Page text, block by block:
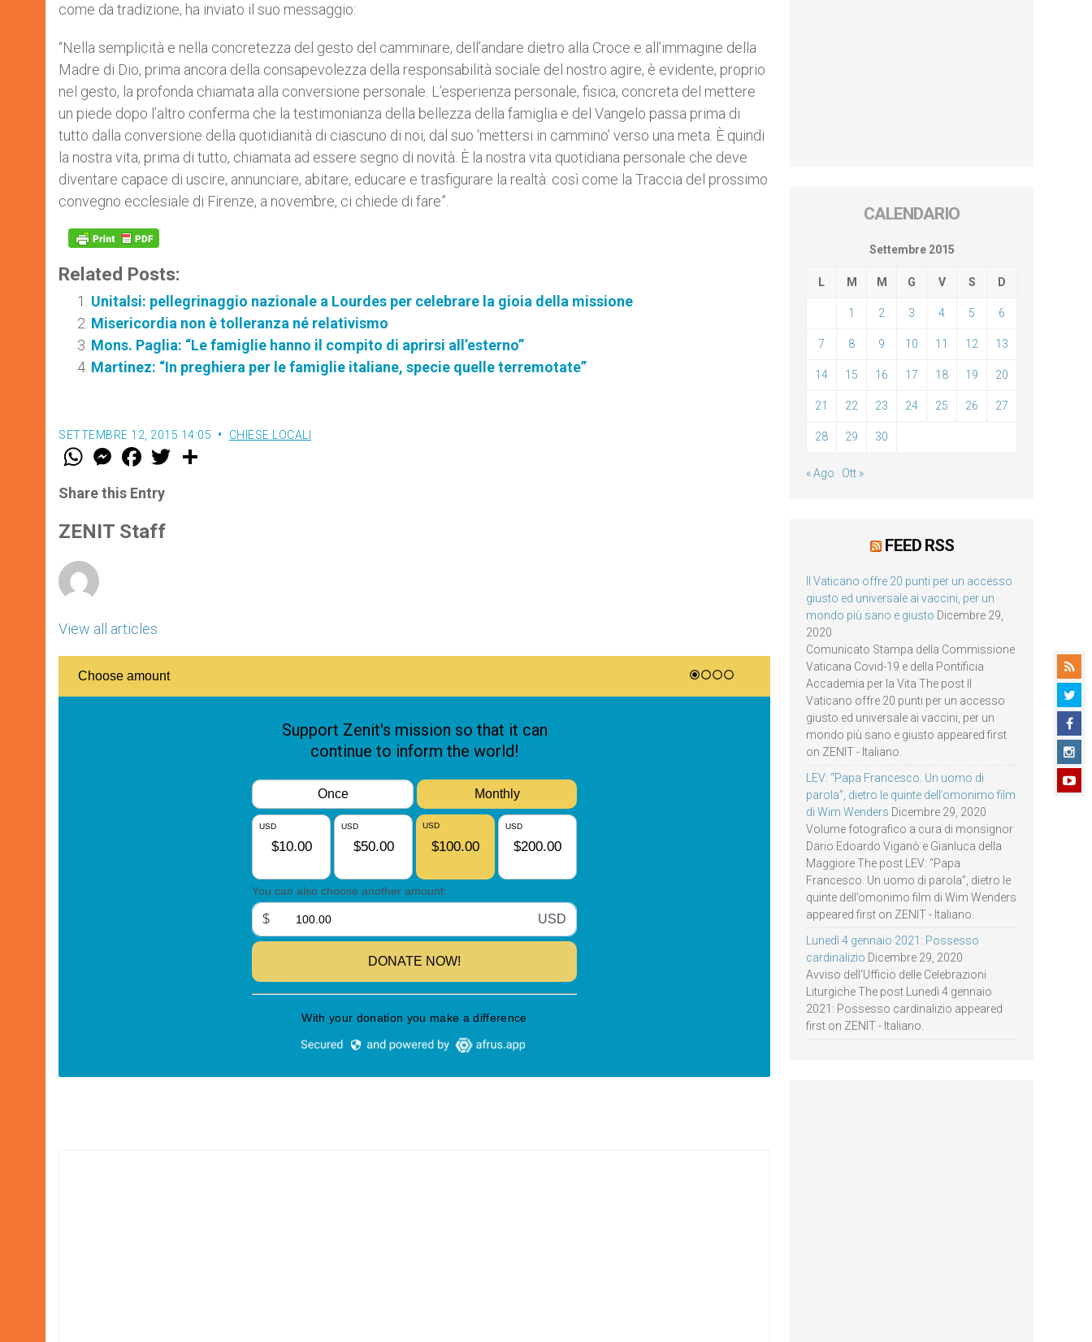
come da tradizione, ha inviato il suo messaggio:
“Nella semplicità e nella concretezza del gesto del camminare, dell’andare dietro alla Croce e all’immagine della
Madre di Dio, prima ancora della consapevolezza della responsabilità sociale del nostro agire, è evidente, proprio
nel gesto, la profonda chiamata alla conversione personale. L’esperienza personale, fisica, concreta del mettere
un piede dopo l’altro conferma che la testimonianza della bellezza della famiglia e del Vangelo passa prima di
tutto dalla conversione della quotidianità di ciascuno di noi, dal suo ‘mettersi in cammino’ verso una meta. È quindi
la nostra vita, prima di tutto, chiamata ad essere segno di novità. È la nostra vita quotidiana personale che deve
diventare capace di uscire, annunciare, abitare, educare e trasfigurare la realtà: così come la Traccia del prossimo
convegno ecclesiale di Firenze, a novembre, ci chiede di fare”.
Related Posts:
Unitalsi: pellegrinaggio nazionale a Lourdes per celebrare la gioia della missione
Misericordia non è tolleranza né relativismo
Mons. Paglia: “Le famiglie hanno il compito di aprirsi all’esterno”
Martinez: “In preghiera per le famiglie italiane, specie quelle terremotate”
SETTEMBRE 12, 2015 14:05 CHIESE LOCALI
W
t
s
p
p
M
e
s
e
g
e
F
a
e
b
o
k
w
Share this Entry
ZENIT Staff
View all articles
CALENDARIO
Settembre 2015
L M M G V S D
1 2 3 4 5 6
7 8 9 10 11 12 13
14 15 16 17 18 19 20
21 22 23 24 25 26 27
28 29 30
« Ago Ott »
FEED RSS
Il Vaticano offre 20 punti per un accesso
giusto ed universale ai vaccini, per un
mondo più sano e giusto Dicembre 29,
2020
Comunicato Stampa della Commissione
Vaticana Covid-19 e della Pontificia
Accademia per la Vita The post Il
Vaticano offre 20 punti per un accesso
giusto ed universale ai vaccini, per un
mondo più sano e giusto appeared first
on ZENIT - Italiano.
LEV: “Papa Francesco. Un uomo di
parola”, dietro le quinte dell’omonimo film
di Wim Wenders Dicembre 29, 2020
Volume fotografico a cura di monsignor
Dario Edoardo Viganò e Gianluca della
Maggiore The post LEV: “Papa
Francesco. Un uomo di parola”, dietro le
quinte dell’omonimo film di Wim Wenders
appeared first on ZENIT - Italiano.
Lunedì 4 gennaio 2021: Possesso
cardinalizio Dicembre 29, 2020
Avviso dell’Ufficio delle Celebrazioni
Liturgiche The post Lunedì 4 gennaio
2021: Possesso cardinalizio appeared
first on ZENIT - Italiano.